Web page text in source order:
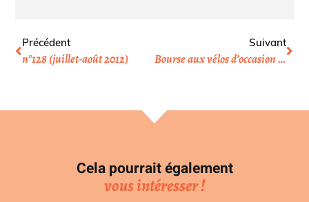
Précédent
n°128 (juillet-août 2012)
Suivant
Bourse aux vélos d’occasion à Vanves
Cela pourrait également
vous intéresser !